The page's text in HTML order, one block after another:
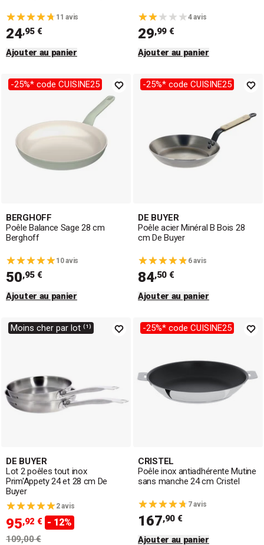
11 avis
24,95 €
Ajouter au panier
4 avis
29,99 €
Ajouter au panier
-25%* code CUISINE25
BERGHOFF
Poêle Balance Sage 28 cm
Berghoff
10 avis
50,95 €
Ajouter au panier
-25%* code CUISINE25
DE BUYER
Poêle acier Minéral B Bois 28
cm De Buyer
6 avis
84,50 €
Ajouter au panier
Moins cher par lot ⁽¹⁾
DE BUYER
Lot 2 poêles tout inox
Prim'Appety 24 et 28 cm De
Buyer
2 avis
95,92 € - 12%
109,00 €
-25%* code CUISINE25
CRISTEL
Poêle inox antiadhérente Mutine
sans manche 24 cm Cristel
7 avis
167,90 €
Ajouter au panier